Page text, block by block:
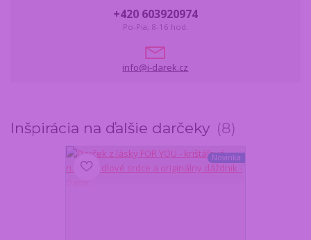
+420 603920974
Po-Pia, 8-16 hod.
info@i-darek.cz
Inšpirácia na ďalšie darčeky 8
Novinka